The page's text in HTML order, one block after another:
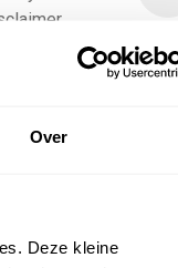
Over
Deze kleine